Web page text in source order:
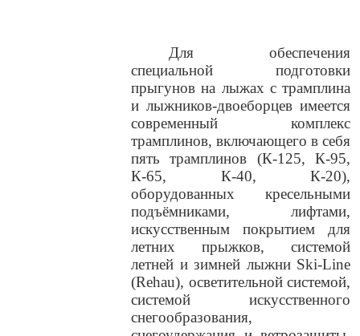
Для обеспечения
специальной подготовки
прыгунов на лыжах с трамплина
и лыжников-двоеборцев имеется
современный комплекс
трамплинов, включающего в себя
пять трамплинов (К-125, К-95,
К-65, К-40, К-20),
оборудованных кресельными
подъёмниками, лифтами,
искусственным покрытием для
летних прыжков, системой
летней и зимней лыжни Ski-Line
(Rehau), осветительной системой,
системой искусственного
снегообразования,